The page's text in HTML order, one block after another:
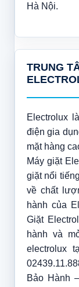
Hà Nội.
TRUNG
Electrolux
điện gia
mặt hàng
Máy giặt
giặt nổi
về chất
hành của
Giặt
hành và
electrolux
Bảo Hành